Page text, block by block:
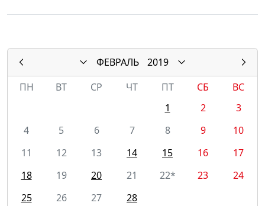
ФЕВРАЛЬ
2019
ПН
ВТ СР ЧТ ПТ СБ
ВС
1
2
3
4
5 6 7 8 9
10
11
12 13 14 15 16
17
18
19 20 21 22* 23
24
25
26 27 28